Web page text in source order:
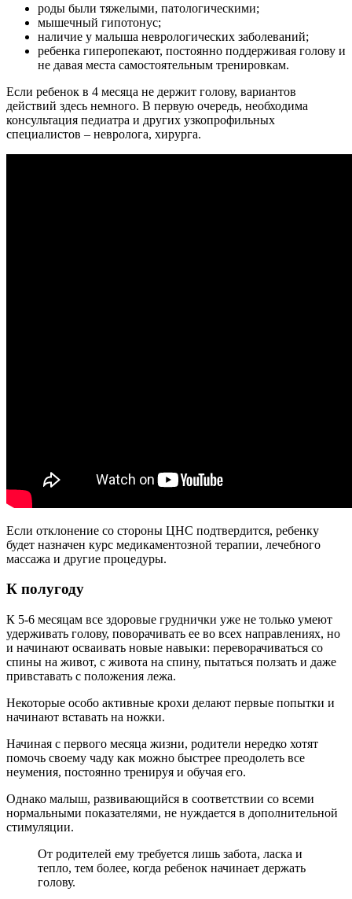
роды были тяжелыми, патологическими;
мышечный гипотонус;
наличие у малыша неврологических заболеваний;
ребенка гиперопекают, постоянно поддерживая голову и
не давая места самостоятельным тренировкам.
Если ребенок в 4 месяца не держит голову, вариантов
действий здесь немного. В первую очередь, необходима
консультация педиатра и других узкопрофильных
специалистов – невролога, хирурга.
Если отклонение со стороны ЦНС подтвердится, ребенку
будет назначен курс медикаментозной терапии, лечебного
массажа и другие процедуры.
К полугоду
К 5-6 месяцам все здоровые груднички уже не только умеют
удерживать голову, поворачивать ее во всех направлениях, но
и начинают осваивать новые навыки: переворачиваться со
спины на живот, с живота на спину, пытаться ползать и даже
привставать с положения лежа.
Некоторые особо активные крохи делают первые попытки и
начинают вставать на ножки.
Начиная с первого месяца жизни, родители нередко хотят
помочь своему чаду как можно быстрее преодолеть все
неумения, постоянно тренируя и обучая его.
Однако малыш, развивающийся в соответствии со всеми
нормальными показателями, не нуждается в дополнительной
стимуляции.
От родителей ему требуется лишь забота, ласка и
тепло, тем более, когда ребенок начинает держать
голову.